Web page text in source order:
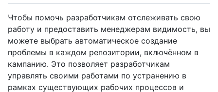
Чтобы помочь разработчикам отслеживать свою
работу и предоставить менеджерам видимость, вы
можете выбрать автоматическое создание
проблемы в каждом репозитории, включённом в
кампанию. Это позволяет разработчикам
управлять своими работами по устранению в
рамках существующих рабочих процессов и